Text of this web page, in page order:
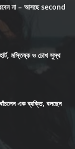
না – আসছে second
মস্তিষ্ক ও চোখ সুস্থ
এক ব্যক্তি, বলছেন